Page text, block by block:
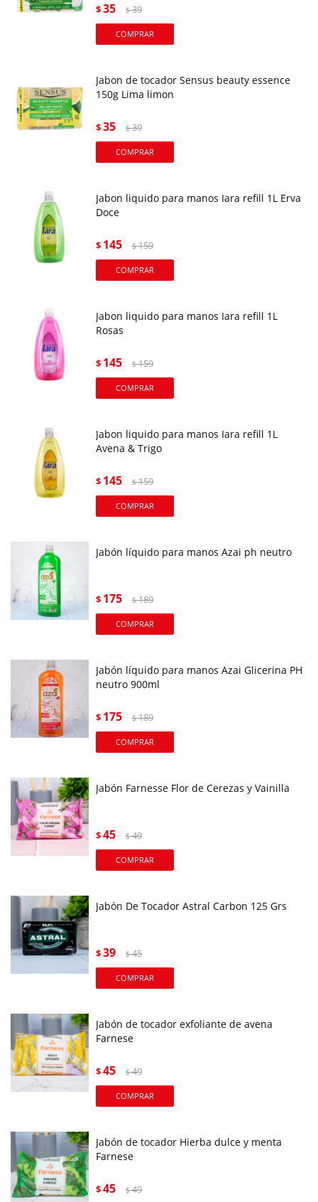
$35 $ 39
Jabon de tocador Sensus beauty essence
150g Lima limon
$35 $ 39
Jabon liquido para manos Iara refill 1L Erva
Doce
$ 145 $ 159
Jabon liquido para manos Iara refill 1L
Rosas
$ 145 $ 159
Jabon liquido para manos Iara refill 1L
Avena & Trigo
$ 145 $ 159
Jabón líquido para manos Azai ph neutro
$ 175 $ 189
Jabón líquido para manos Azai Glicerina PH
neutro 900ml
$ 175 $ 189
Jabón Farnesse Flor de Cerezas y Vainilla
$45 $ 49
Jabón De Tocador Astral Carbon 125 Grs
$39 $ 45
Jabón de tocador exfoliante de avena
Farnese
$45 $ 49
Jabón de tocador Hierba dulce y menta
Farnese
$45 $ 49